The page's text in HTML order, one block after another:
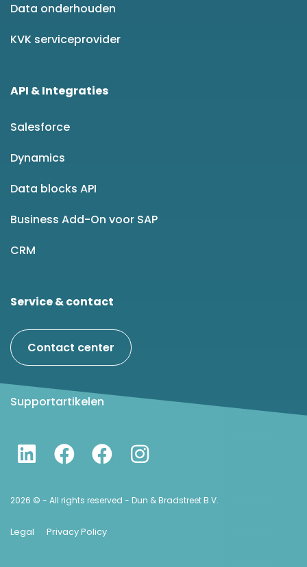
Data onderhouden
KVK serviceprovider
API & Integraties
Salesforce
Dynamics
Data blocks API
Business Add-On voor SAP
CRM
Service & contact
Contact center
Supportartikelen
2026 © - All rights reserved - Dun & Bradstreet B.V.
Legal Privacy Policy